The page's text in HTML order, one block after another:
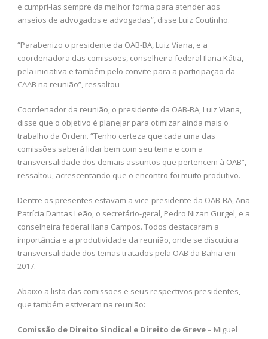
e cumpri-las sempre da melhor forma para atender aos
anseios de advogados e advogadas”, disse Luiz Coutinho.
“Parabenizo o presidente da OAB-BA, Luiz Viana, e a
coordenadora das comissões, conselheira federal Ilana Kátia,
pela iniciativa e também pelo convite para a participação da
CAAB na reunião”, ressaltou
Coordenador da reunião, o presidente da OAB-BA, Luiz Viana,
disse que o objetivo é planejar para otimizar ainda mais o
trabalho da Ordem. “Tenho certeza que cada uma das
comissões saberá lidar bem com seu tema e com a
transversalidade dos demais assuntos que pertencem à OAB”,
ressaltou, acrescentando que o encontro foi muito produtivo.
Dentre os presentes estavam a vice-presidente da OAB-BA, Ana
Patrícia Dantas Leão, o secretário-geral, Pedro Nizan Gurgel, e a
conselheira federal Ilana Campos. Todos destacaram a
importância e a produtividade da reunião, onde se discutiu a
transversalidade dos temas tratados pela OAB da Bahia em
2017.
Abaixo a lista das comissões e seus respectivos presidentes,
que também estiveram na reunião:
Comissão de Direito Sindical e Direito de Greve– Miguel